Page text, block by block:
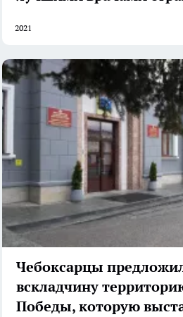
2021
Чебоксарцы
вскладчину
Победы, которую